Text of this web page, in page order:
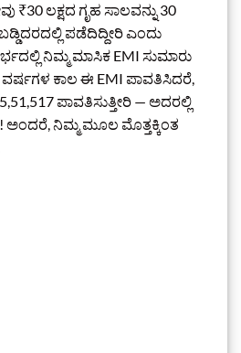
ಲಕ್ಷದ ಗೃಹ ಸಾಲವನ್ನು 30
ಪಡೆದಿದ್ದೀರಿ ಎಂದು
ನಿಮ್ಮ ಮಾಸಿಕ EMI ಸುಮಾರು
ವರ್ಷಗಳ ಕಾಲ ಈ EMI ಪಾವತಿಸಿದರೆ,
ಪಾವತಿಸುತ್ತೀರಿ — ಅದರಲ್ಲಿ
ಅಂದರೆ, ನಿಮ್ಮ ಮೂಲ ಮೊತ್ತಕ್ಕಿಂತ